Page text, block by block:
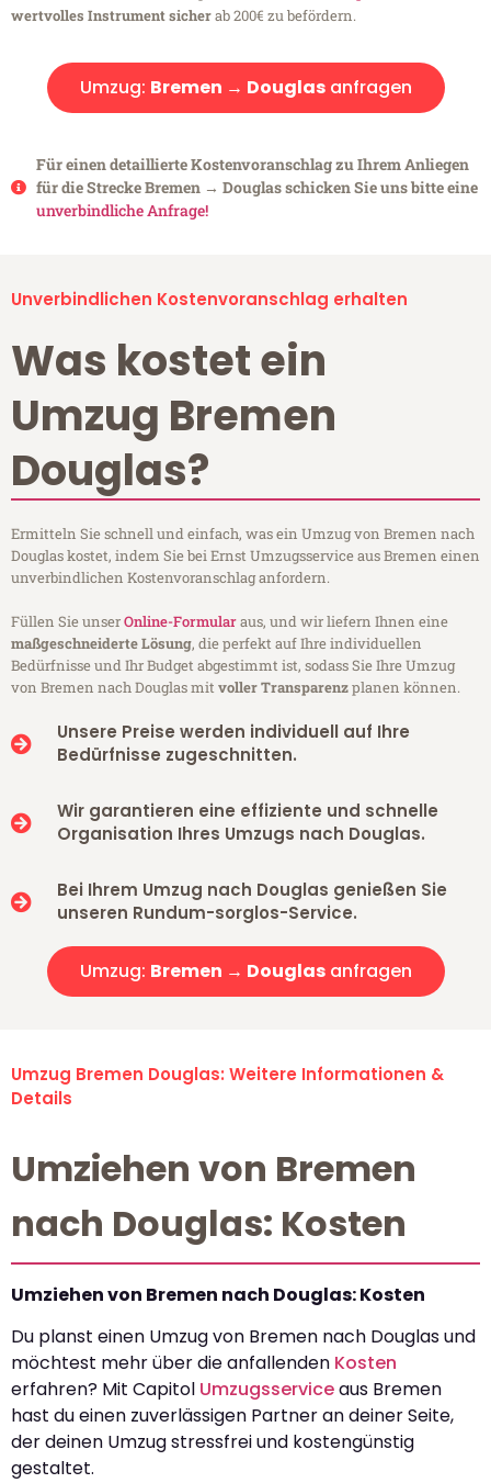
wertvolles Instrument sicherab 200€ zu befördern.
Umzug: Bremen → Douglasanfragen
Für einen detaillierte Kostenvoranschlag zu Ihrem Anliegen
für die Strecke Bremen → Douglas schicken Sie uns bitte eine
unverbindliche Anfrage!
Unverbindlichen Kostenvoranschlag erhalten
Was kostet ein
Umzug Bremen
Douglas?
Ermitteln Sie schnell und einfach, was ein Umzug von Bremen nach
Douglas kostet, indem Sie bei Ernst Umzugsservice aus Bremen einen
unverbindlichen Kostenvoranschlag anfordern.
Füllen Sie unserOnline-Formularaus, und wir liefern Ihnen eine
maßgeschneiderte Lösung, die perfekt auf Ihre individuellen
Bedürfnisse und Ihr Budget abgestimmt ist, sodass Sie Ihre Umzug
von Bremen nach Douglas mitvoller Transparenzplanen können.
Unsere Preise werden individuell auf Ihre
Bedürfnisse zugeschnitten.
Wir garantieren eine effiziente und schnelle
Organisation Ihres Umzugs nach Douglas.
Bei Ihrem Umzug nach Douglas genießen Sie
unseren Rundum-sorglos-Service.
Umzug: Bremen → Douglasanfragen
Umzug Bremen Douglas: Weitere Informationen &
Details
Umziehen von Bremen
nach Douglas: Kosten
Umziehen von Bremen nach Douglas: Kosten
Du planst einen Umzug von Bremen nach Douglas und
möchtest mehr über die anfallenden Kosten
erfahren? Mit Capitol Umzugsserviceaus Bremen
hast du einen zuverlässigen Partner an deiner Seite,
der deinen Umzug stressfrei und kostengünstig
gestaltet.